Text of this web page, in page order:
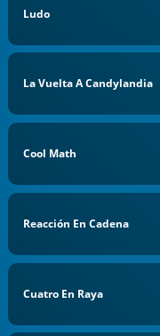
Ludo
La Vuelta A Candylandia
Cool Math
Reacción En Cadena
Cuatro En Raya